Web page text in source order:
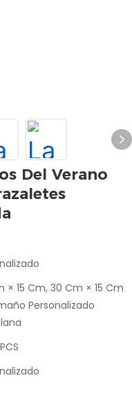
Del Verano
× 15 Cm, 30 Cm × 15 Cm
Personalizado